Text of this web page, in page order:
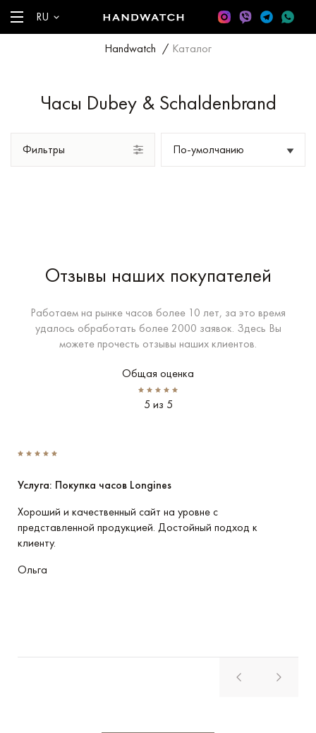
RU
Handwatch / Каталог
Часы Dubey & Schaldenbrand
Фильтры
Отзывы наших покупателей
Работаем на рынке часов более 10 лет, за это время
удалось обработать более 2000 заявок. Здесь Вы
можете прочесть отзывы наших клиентов.
Общая оценка
5 из 5
Услуга: Покупка часов Longines
Хороший и качественный сайт на уровне с
представленной продукцией. Достойный подход к
клиенту.
Ольга